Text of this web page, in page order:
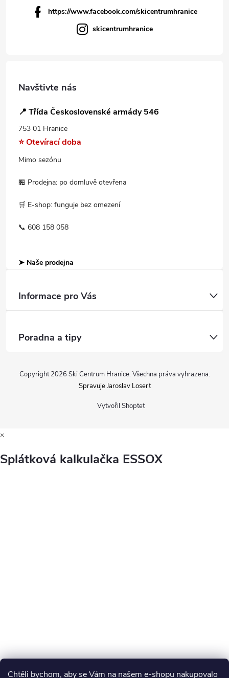
Chtěli bychom, aby se Vám na našem e-shopu nakupovalo
https://www.facebook.com/skicentrumhranice
skicentrumhranice
Navštivte nás
📍 Třída Československé armády 546
753 01 Hranice
⭐ Otevírací doba
Mimo sezónu
🏪 Prodejna: po domluvě otevřena
🛒 E-shop: funguje bez omezení
📞 608 158 058
➤ Naše prodejna
Informace pro Vás
Poradna a tipy
Vytvořil Shoptet
Copyright 2026 Ski Centrum Hranice. Všechna práva vyhrazena.
Spravuje Jaroslav Losert
×
Splátková kalkulačka ESSOX